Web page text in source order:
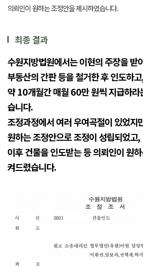
의뢰인이 원하는 조정안을 제시하였습니다.
최종 결과
수원지방법원에서는 이현의 주장을 받
부동산의 간판 등을 철거한 후 인도하고
약10개월간 매월60만 원씩 지급하
습니다.
조정과정에서 여러 우여곡절이 있었지
원하는 조정안으로 조정이 성립되었고,
이후 건물을 인도받는 등 의뢰인이 원
켜드렸습니다.